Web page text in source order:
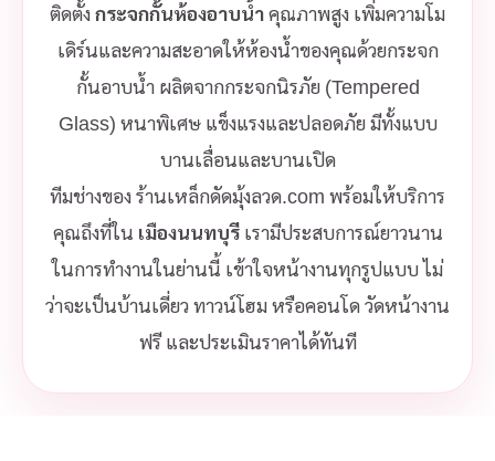
ติดตั้งกระจกกั้นห้องอาบน้ำคุณภาพสูง เพิ่มความโม
เดิร์นและความสะอาดให้ห้องน้ำของคุณด้วยกระจก
กั้นอาบน้ำ ผลิตจากกระจกนิรภัย (Tempered
Glass) หนาพิเศษ แข็งแรงและปลอดภัย มีทั้งแบบ
บานเลื่อนและบานเปิด
ทีมช่างของ ร้านเหล็กดัดมุ้งลวด.com พร้อมให้บริการ
คุณถึงที่ใน เมืองนนทบุรีเรามีประสบการณ์ยาวนาน
ในการทำงานในย่านนี้ เข้าใจหน้างานทุกรูปแบบ ไม่
ว่าจะเป็นบ้านเดี่ยว ทาวน์โฮม หรือคอนโด วัดหน้างาน
ฟรี และประเมินราคาได้ทันที